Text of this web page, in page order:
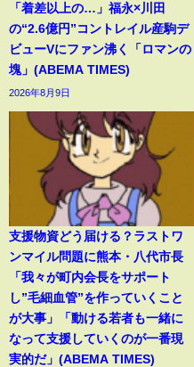
「着差以上の…」福永×川田
の“2.6億円”コントレイル産駒デ
ビューVにファン沸く「ロマンの
塊」(ABEMA TIMES)
2026年8月9日
支援物資どう届ける？ラストワ
ンマイル問題に熊本・八代市長
「我々が町内会長をサポート
し”毛細血管”を作っていくこと
が大事」「動ける若者も一緒に
なって支援していくのが一番現
実的だ」(ABEMA TIMES)